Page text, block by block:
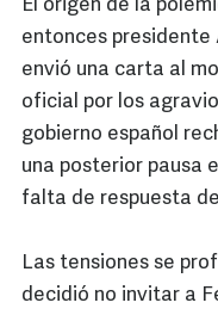
El origen de la
entonces presidente
envió una carta al
oficial por los
gobierno español
una posterior pausa
falta de respuesta
Las tensiones se
decidió no invitar a